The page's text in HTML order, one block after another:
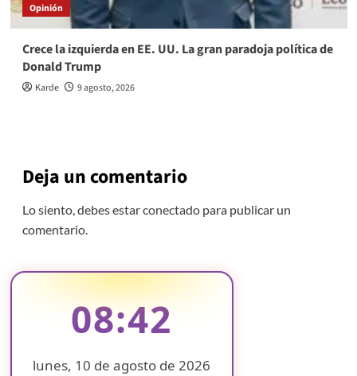
Opinión
Crece la izquierda en EE. UU. La gran paradoja política de
Donald Trump
Karde 9 agosto, 2026
Deja un comentario
Lo siento, debes estarconectadopara publicar un
comentario.
08:42
lunes, 10 de agosto de 2026